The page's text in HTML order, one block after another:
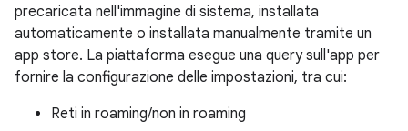
precaricata nell'immagine di sistema, installata
automaticamente o installata manualmente tramite un
app store. La piattaforma esegue una query sull'app per
fornire la configurazione delle impostazioni, tra cui:
Reti in roaming/non in roaming